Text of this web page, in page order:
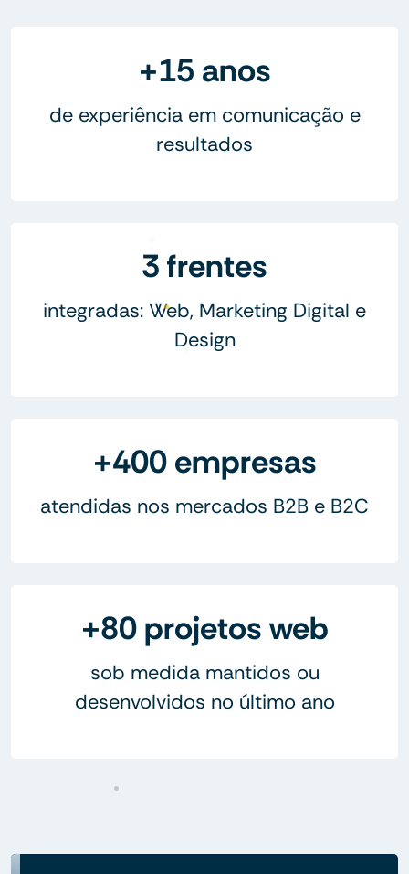
+15 anos
de experiência em comunicação e
resultados
3 frentes
integradas: Web, Marketing Digital e
Design
+400 empresas
atendidas nos mercados B2B e B2C
+80 projetos web
sob medida mantidos ou
desenvolvidos no último ano